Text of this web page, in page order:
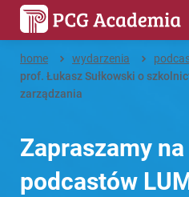
home wydarzenia
prof. Łukasz Sułkowski o
zarządzania
Zapraszamy
podcastów